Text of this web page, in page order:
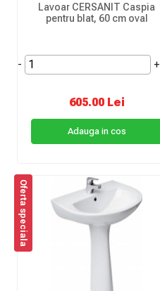
Lavoar CERSANIT Caspia
pentru blat, 60 cm oval
- +
605.00 Lei
Adauga in cos
Oferta speciala